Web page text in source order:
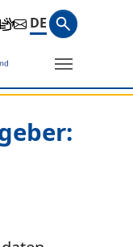
DE
Suche